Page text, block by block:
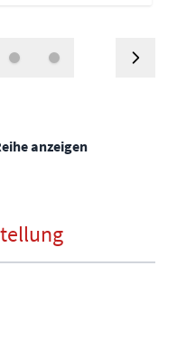
anzeigen